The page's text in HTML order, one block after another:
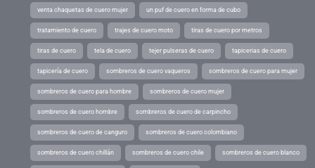
venta chaquetas de cuero mujer un puf de cuero en forma de cubo
tratamiento de cuero trajes de cuero moto tiras de cuero por metros
tiras de cuero tela de cuero tejer pulseras de cuero tapicerias de cuero
tapicería de cuero sombreros de cuero vaqueros sombreros de cuero para mujer
sombreros de cuero para hombre sombreros de cuero mujer
sombreros de cuero hombre sombreros de cuero de carpincho
sombreros de cuero de canguro sombreros de cuero colombiano
sombreros de cuero chillán sombreros de cuero chile sombreros de cuero blanco